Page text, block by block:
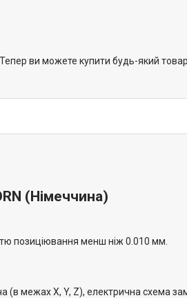
Тепер ви можете купити будь-який
(Німеччина)
позиціювання менш ніж 0.010 мм.
(в межах X, Y, Z), електрична схема